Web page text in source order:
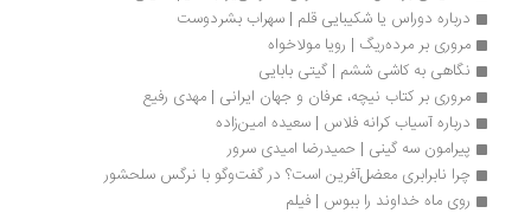
درباره دوراس یا شکیبایی قلم | سهراب بشردوست
مروری بر مرده‌ریگ | رویا مولاخواه
نگاهی به کاشی ششم | گیتی بابایی
مروری بر کتاب نیچه، عرفان و جهان ایرانی | مهدی رفیع
درباره آسیاب کرانه فلاس | سعیده امین‌زاده
پیرامون سه گینی | حمیدرضا امیدی سرور
چرا نابرابری معضل‌آفرین است؟ در گفت‌وگو با نرگس سلحشور
روی ماه خداوند را ببوس | فیلم